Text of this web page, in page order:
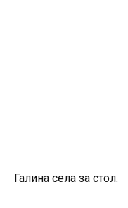
Галина села за стол.